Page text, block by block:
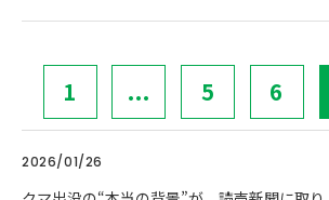
1 ... 5 6
2026/01/26